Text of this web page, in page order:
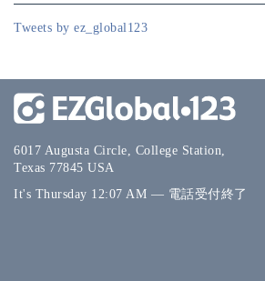
Tweets by ez_global123
6017 Augusta Circle, College Station,
Texas 77845 USA
It's Thursday 12:07 AM — 電話受付終了